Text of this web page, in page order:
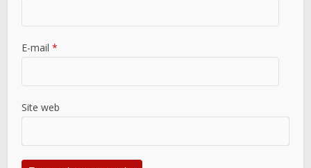
E-mail*
Site web